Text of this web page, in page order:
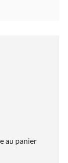
au panier